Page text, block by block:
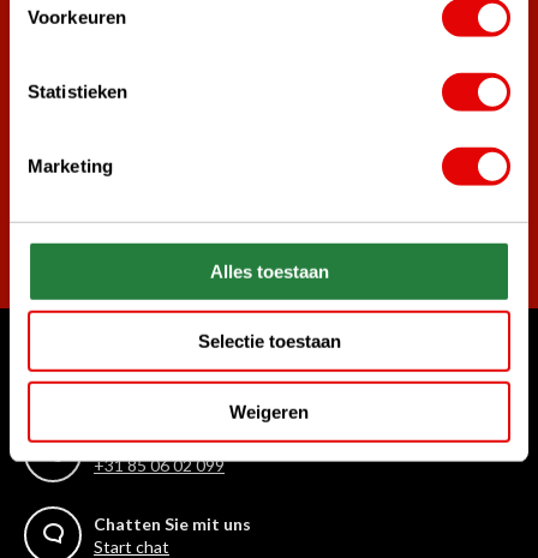
Voorkeuren
Statistieken
Marketing
Alles toestaan
Selectie toestaan
Weigeren
Mehr als 38.000 Kunden haben sich bereits
Melde dich für den Newsletter an und verpasse nie wieder
die besten Golfangebote!
Abonnieren
Womit können wir Ihnen helfen?
Rufen Sie uns an
+31 85 06 02 099
Chatten Sie mit uns
Start chat